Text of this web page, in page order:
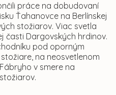
práce na dobudovaní
Ťahanovce na Berlínskej
stožiarov. Viac svetla
časti Dargovských hrdinov.
pod oporným
na neosvetlenom
v smere na